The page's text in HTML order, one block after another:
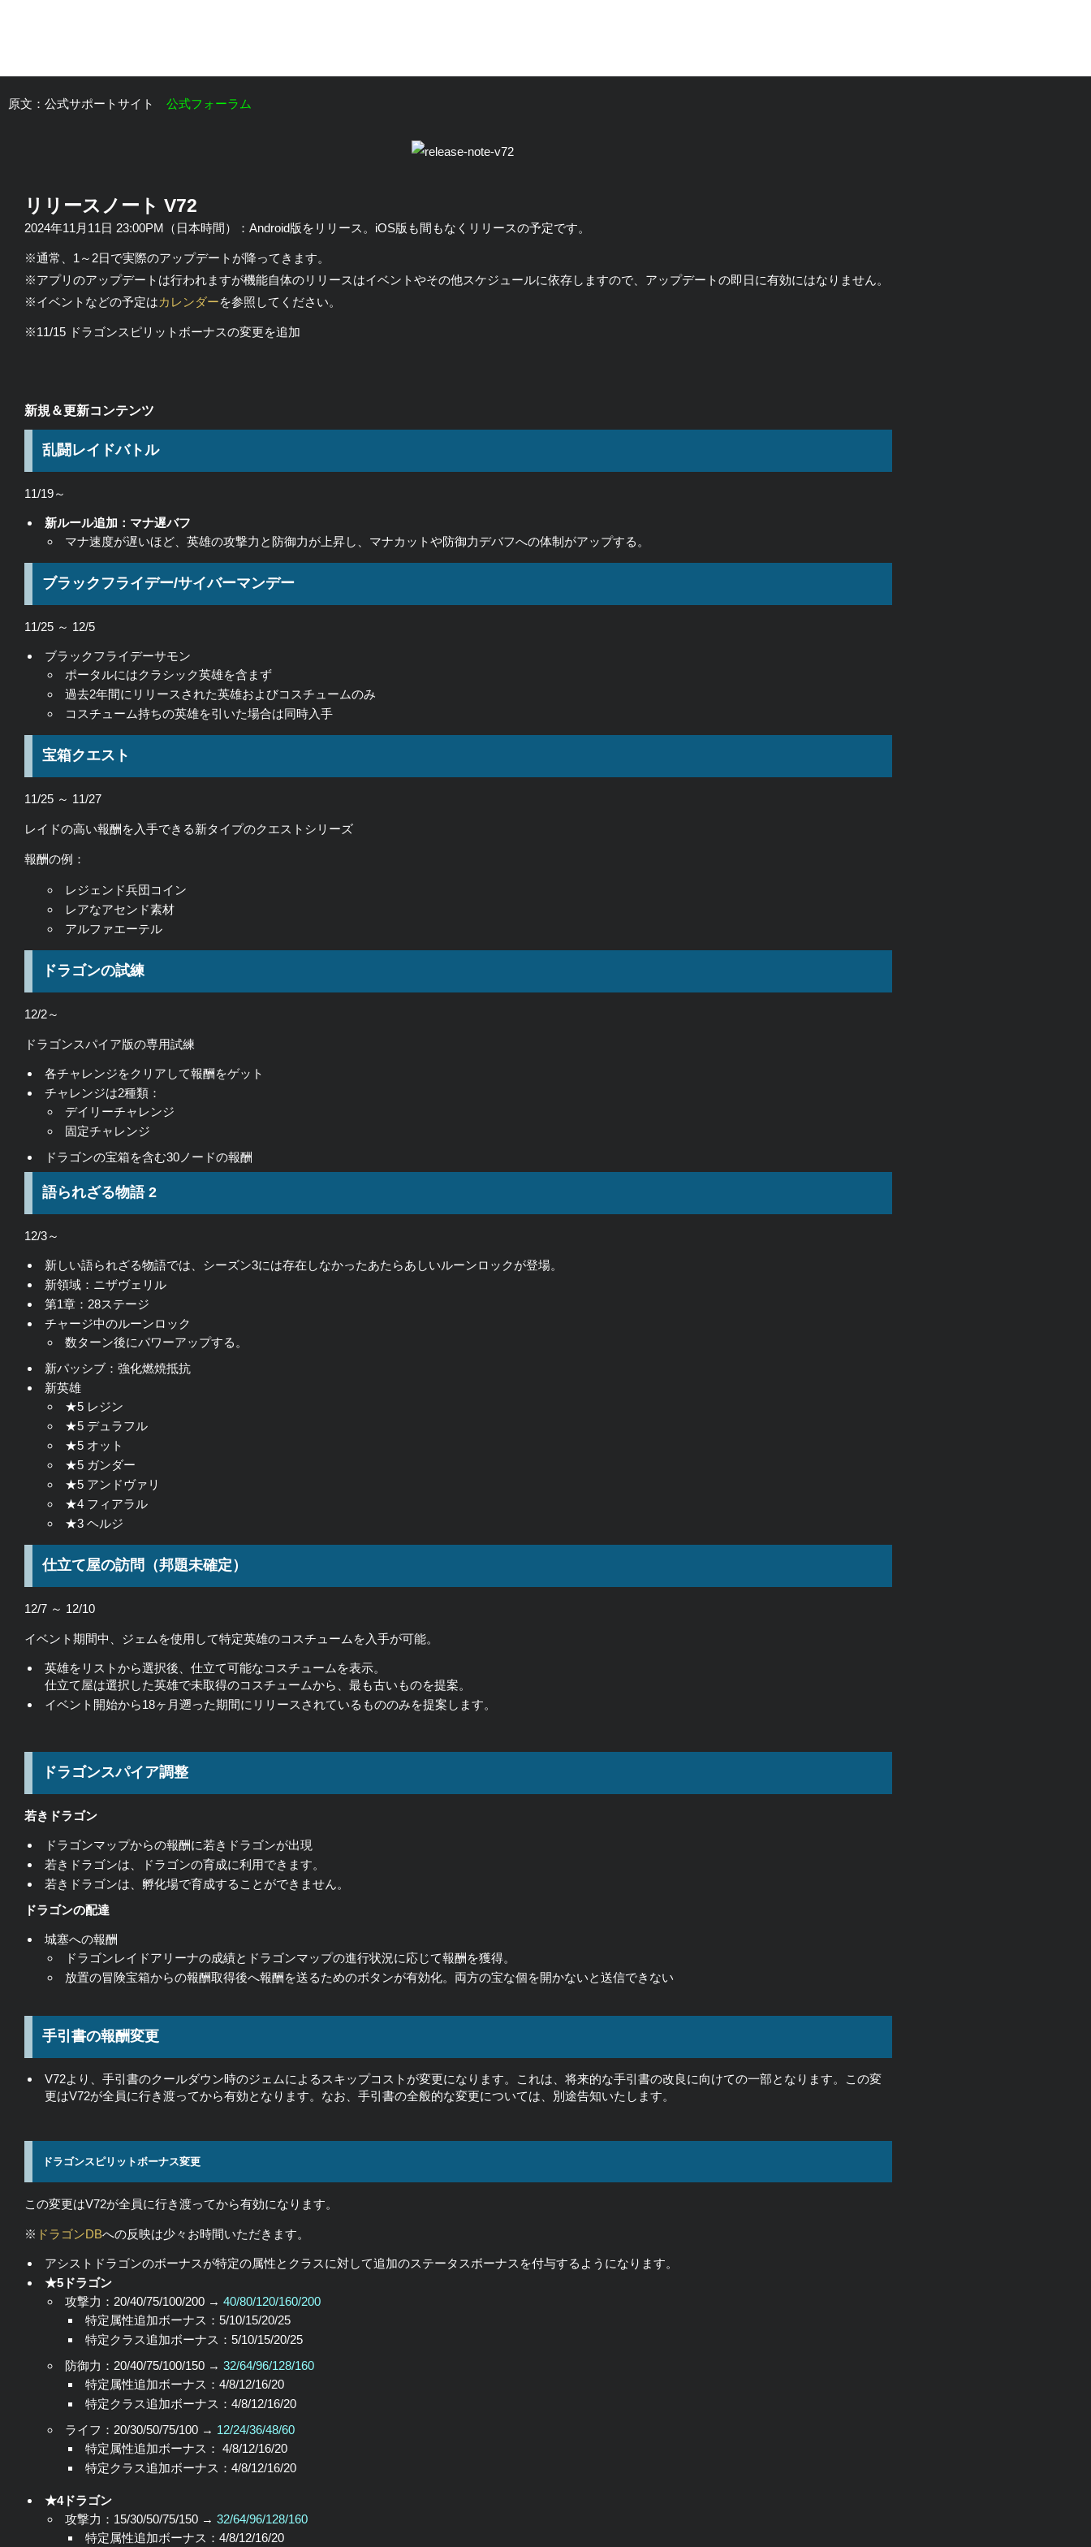
原文：公式サポートサイト 公式フォーラム
リリースノート V72
2024年11月11日 23:00PM（日本時間）：Android版をリリース。iOS版も間もなくリリースの予定です。
※通常、1～2日で実際のアップデートが降ってきます。
※アプリのアップデートは行われますが機能自体のリリースはイベントやその他スケジュールに依存しますので、アップデートの即日に有効にはなりません。
※イベントなどの予定はカレンダーを参照してください。
※11/15 ドラゴンスピリットボーナスの変更を追加
新規＆更新コンテンツ
乱闘レイドバトル
11/19～
新ルール追加：マナ遅バフ
マナ速度が遅いほど、英雄の攻撃力と防御力が上昇し、マナカットや防御力デバフへの体制がアップする。
ブラックフライデー/サイバーマンデー
11/25 ～ 12/5
ブラックフライデーサモン
ポータルにはクラシック英雄を含まず
過去2年間にリリースされた英雄およびコスチュームのみ
コスチューム持ちの英雄を引いた場合は同時入手
宝箱クエスト
11/25 ～ 11/27
レイドの高い報酬を入手できる新タイプのクエストシリーズ
報酬の例：
レジェンド兵団コイン
レアなアセンド素材
アルファエーテル
ドラゴンの試練
12/2～
ドラゴンスパイア版の専用試練
各チャレンジをクリアして報酬をゲット
チャレンジは2種類：
デイリーチャレンジ
固定チャレンジ
ドラゴンの宝箱を含む30ノードの報酬
語られざる物語 2
12/3～
新しい語られざる物語では、シーズン3には存在しなかったあたらあしいルーンロックが登場。
新領域：ニザヴェリル
第1章：28ステージ
チャージ中のルーンロック
数ターン後にパワーアップする。
新パッシブ：強化燃焼抵抗
新英雄
★5 レジン
★5 デュラフル
★5 オット
★5 ガンダー
★5 アンドヴァリ
★4 フィアラル
★3 ヘルジ
仕立て屋の訪問（邦題未確定）
12/7 ～ 12/10
イベント期間中、ジェムを使用して特定英雄のコスチュームを入手が可能。
英雄をリストから選択後、仕立て可能なコスチュームを表示。
仕立て屋は選択した英雄で未取得のコスチュームから、最も古いものを提案。
イベント開始から18ヶ月遡った期間にリリースされているもののみを提案します。
ドラゴンスパイア調整
若きドラゴン
ドラゴンマップからの報酬に若きドラゴンが出現
若きドラゴンは、ドラゴンの育成に利用できます。
若きドラゴンは、孵化場で育成することができません。
ドラゴンの配達
城塞への報酬
ドラゴンレイドアリーナの成績とドラゴンマップの進行状況に応じて報酬を獲得。
放置の冒険宝箱からの報酬取得後へ報酬を送るためのボタンが有効化。両方の宝な個を開かないと送信できない
手引書の報酬変更
V72より、手引書のクールダウン時のジェムによるスキップコストが変更になります。これは、将来的な手引書の改良に向けての一部となります。この変
更はV72が全員に行き渡ってから有効となります。なお、手引書の全般的な変更については、別途告知いたします。
ドラゴンスピリットボーナス変更
この変更はV72が全員に行き渡ってから有効になります。
※ ドラゴンDBへの反映は少々お時間いただきます。
アシストドラゴンのボーナスが特定の属性とクラスに対して追加のステータスボーナスを付与するようになります。
★5ドラゴン
攻撃力：20/40/75/100/200 → 40/80/120/160/200
特定属性追加ボーナス：5/10/15/20/25
特定クラス追加ボーナス：5/10/15/20/25
防御力：20/40/75/100/150 → 32/64/96/128/160
特定属性追加ボーナス：4/8/12/16/20
特定クラス追加ボーナス：4/8/12/16/20
ライフ：20/30/50/75/100 → 12/24/36/48/60
特定属性追加ボーナス： 4/8/12/16/20
特定クラス追加ボーナス：4/8/12/16/20
★4ドラゴン
攻撃力：15/30/50/75/150 → 32/64/96/128/160
特定属性追加ボーナス：4/8/12/16/20